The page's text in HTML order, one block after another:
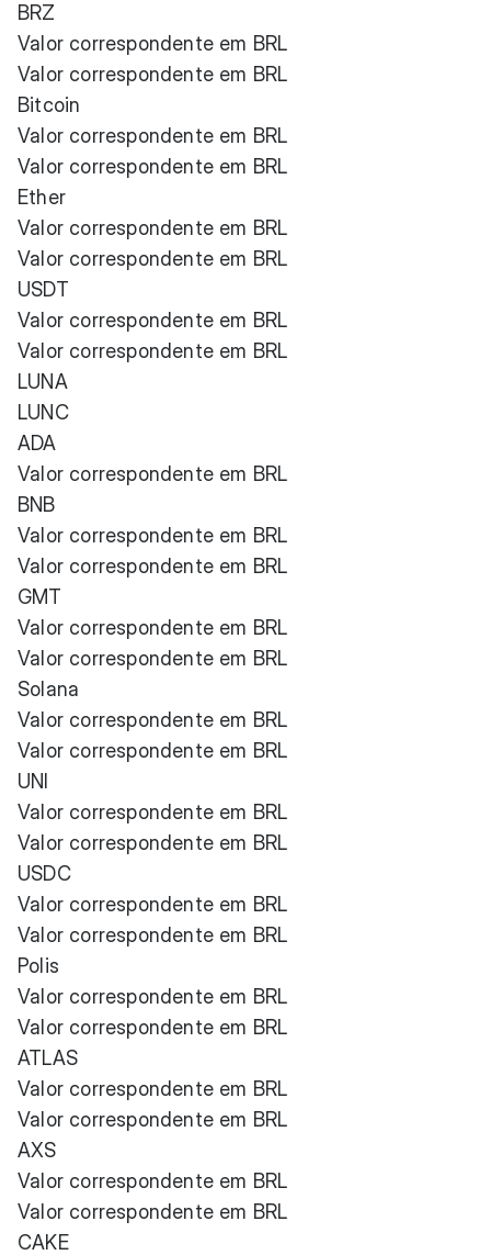
BRZ
Valor correspondente em BRL
Valor correspondente em BRL
Bitcoin
Valor correspondente em BRL
Valor correspondente em BRL
Ether
Valor correspondente em BRL
Valor correspondente em BRL
USDT
Valor correspondente em BRL
Valor correspondente em BRL
LUNA
LUNC
ADA
Valor correspondente em BRL
BNB
Valor correspondente em BRL
Valor correspondente em BRL
GMT
Valor correspondente em BRL
Valor correspondente em BRL
Solana
Valor correspondente em BRL
Valor correspondente em BRL
UNI
Valor correspondente em BRL
Valor correspondente em BRL
USDC
Valor correspondente em BRL
Valor correspondente em BRL
Polis
Valor correspondente em BRL
Valor correspondente em BRL
ATLAS
Valor correspondente em BRL
Valor correspondente em BRL
AXS
Valor correspondente em BRL
Valor correspondente em BRL
CAKE